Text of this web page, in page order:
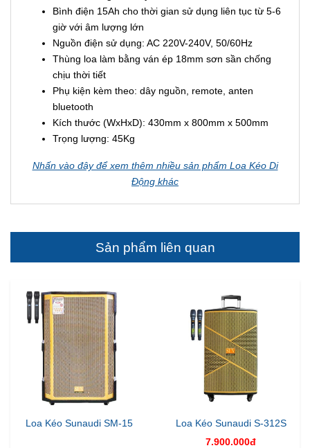
Bình điện 15Ah cho thời gian sử dụng liên tục từ 5-6
giờ với âm lượng lớn
Nguồn điện sử dụng: AC 220V-240V, 50/60Hz
Thùng loa làm bằng ván ép 18mm sơn sần chống
chịu thời tiết
Phụ kiện kèm theo: dây nguồn, remote, anten
bluetooth
Kích thước (WxHxD): 430mm x 800mm x 500mm
Trọng lượng: 45Kg
Nhấn vào đây để xem thêm nhiều sản phẩm Loa Kéo Di
Động khác
Sản phẩm liên quan
Loa Kéo Sunaudi SM-15
Loa Kéo Sunaudi S-312S
7.900.000đ